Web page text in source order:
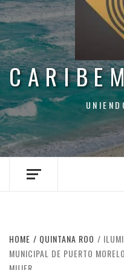
HOME QUINTANA ROO
MUNICIPAL DE PUERTO